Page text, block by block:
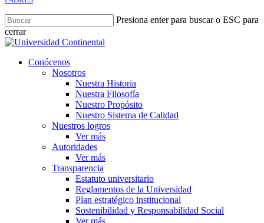
Presiona enter para buscar o ESC para
cerrar
Close
search
Menu
Conócenos
Nosotros
Nuestra Historia
Nuestra Filosofía
Nuestro Propósito
Nuestro Sistema de Calidad
Nuestros logros
Ver más
Autoridades
Ver más
Transparencia
Estatuto universitario
Reglamentos de la Universidad
Plan estratégico institucional
Sostenibilidad y Responsabilidad Social
Ver más